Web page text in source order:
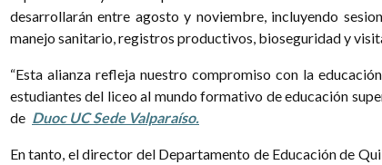
desarrollarán entre agosto y noviembre, incluyendo
manejo sanitario, registros productivos, bioseguridad y
“Esta alianza refleja nuestro compromiso con la
estudiantes del liceo al mundo formativo de educación
de Duoc UC Sede Valparaíso.
En tanto, el director del Departamento de Educación de